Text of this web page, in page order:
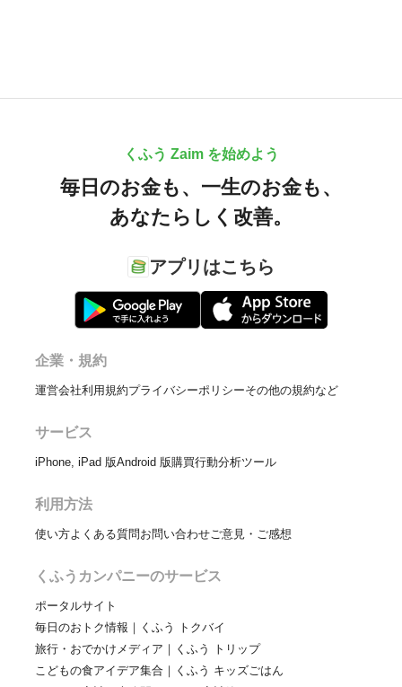
くふう Zaim を始めよう
毎日のお金も、 一生のお金も、
あなたらしく改善。
アプリはこちら
企業・規約
運営会社利用規約プライバシーポリシーその他の規約など
サービス
iPhone, iPad 版Android 版購買行動分析ツール
利用方法
使い方よくある質問お問い合わせご意見・ご感想
くふうカンパニーのサービス
ポータルサイト
毎日のおトク情報｜くふう トクバイ
旅行・おでかけメディア｜くふう トリップ
こどもの食アイデア集合｜くふう キッズごはん